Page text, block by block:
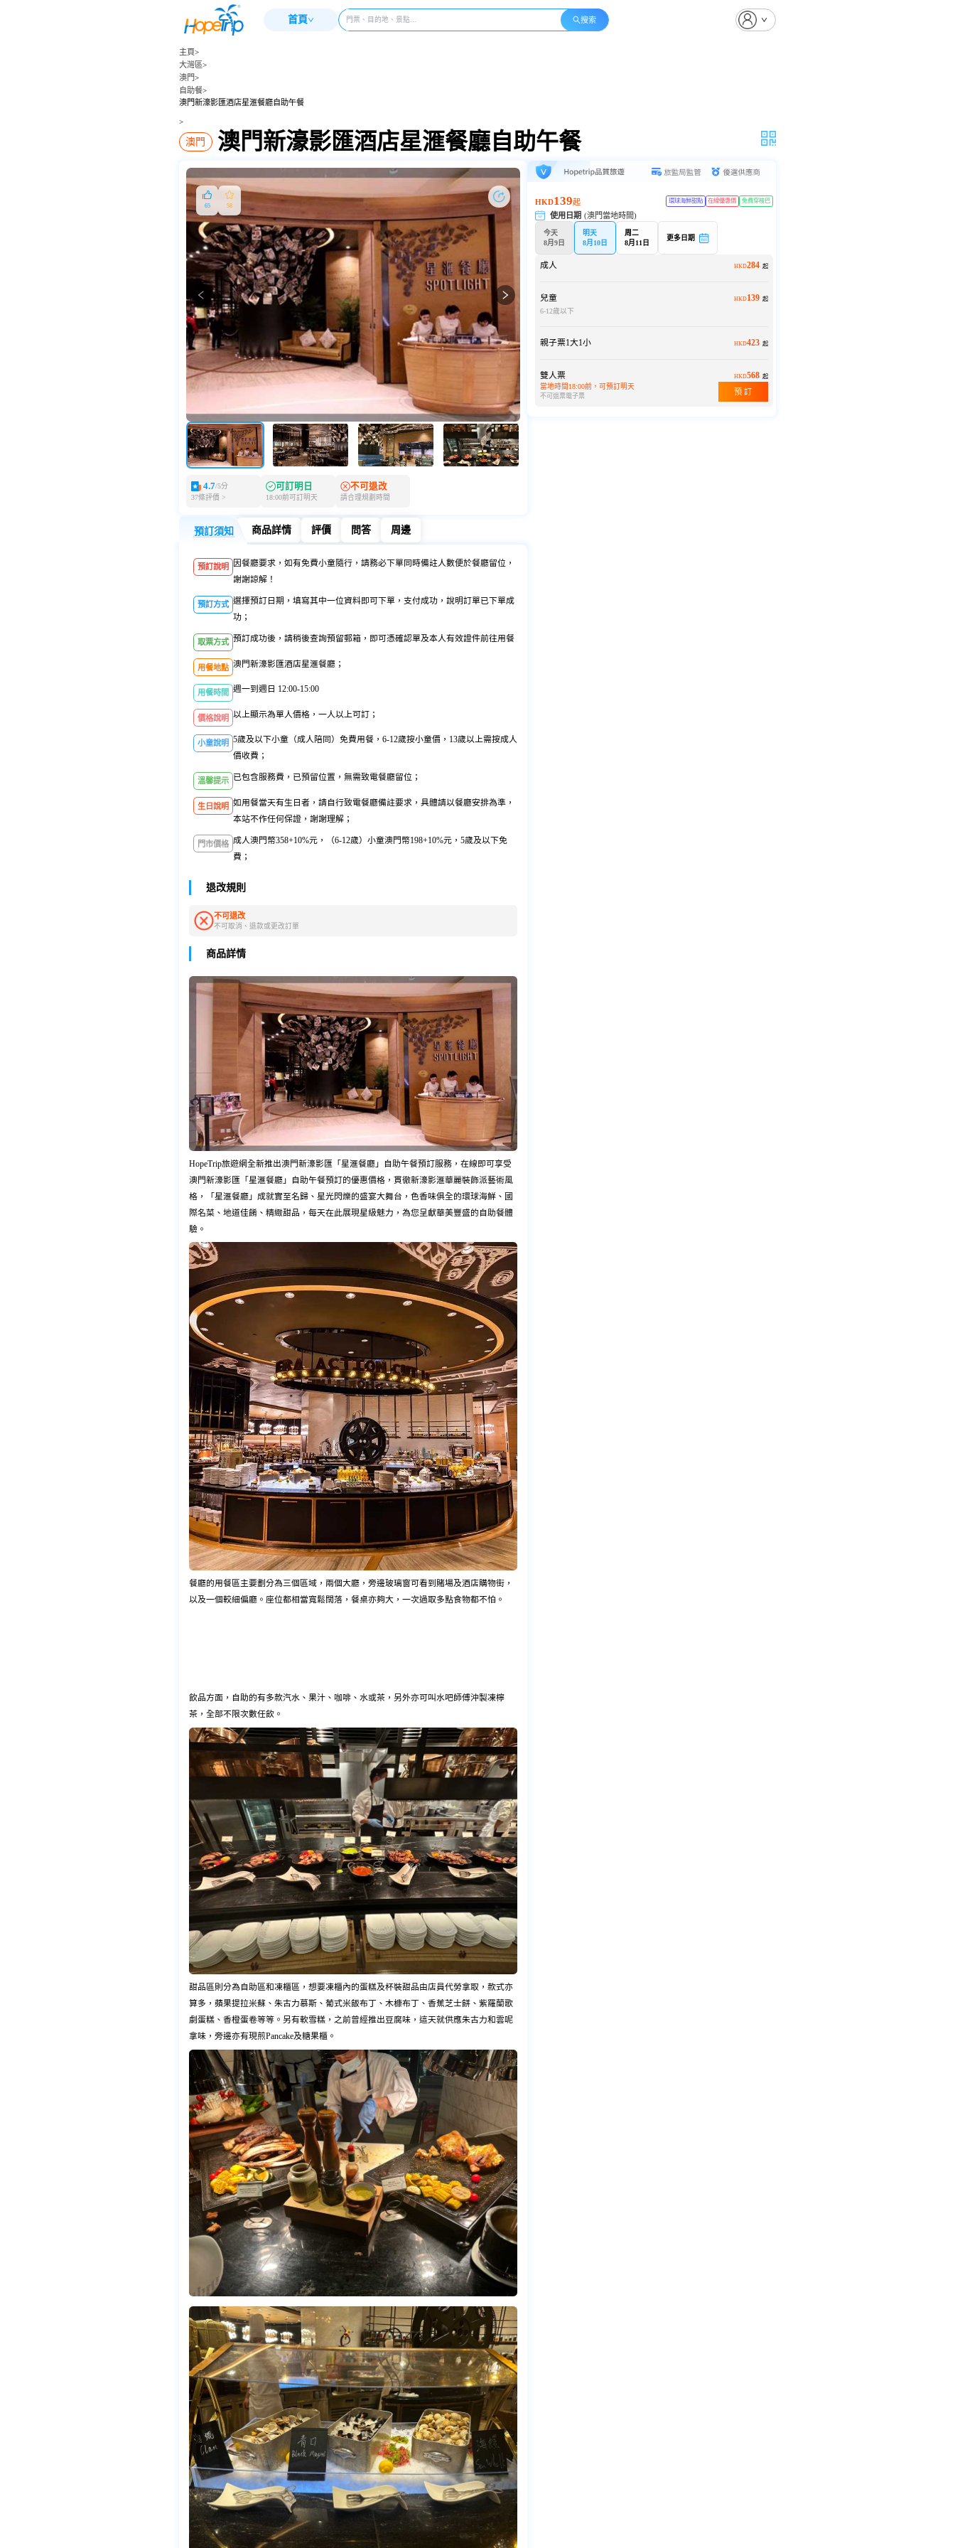
首頁 搜索
主頁>
大灣區>
澳門>
自助餐>
澳門新濠影匯酒店星滙餐廳自助午餐
>
澳門 澳門新濠影匯酒店星滙餐廳自助午餐
65 58
4.7/5分
37條評價 >
可訂明日
18:00前可訂明天
不可退改
請合理規劃時間
預訂須知 商品詳情 評價 問答
周邊
商品詳情 評價 問答
預訂說明 因餐廳要求，如有免費小童隨行，請務必下單同時備註人數便於餐廳留位，
謝謝諒解！
預訂方式 選擇預訂日期，填寫其中一位資料即可下單，支付成功，說明訂單已下單成
功；
取票方式 預訂成功後，請稍後查詢預留郵箱，即可憑確認單及本人有效證件前往用餐
用餐地點 澳門新濠影匯酒店星滙餐廳；
用餐時間 週一到週日 12:00-15:00
價格說明 以上顯示為單人價格，一人以上可訂；
小童說明 5歲及以下小童（成人陪同）免費用餐，6-12歲按小童價，13歲以上需按成人
價收費；
溫馨提示 已包含服務費，已預留位置，無需致電餐廳留位；
生日說明 如用餐當天有生日者，請自行致電餐廳備註要求，具體請以餐廳安排為準，
本站不作任何保證，謝謝理解；
門市價格 成人澳門幣358+10%元，（6-12歲）小童澳門幣198+10%元，5歲及以下免
費；
退改規則
不可退改
不可取消、退款或更改訂單
商品詳情
HopeTrip旅遊網全新推出澳門新濠影匯「星滙餐廳」自助午餐預訂服務，在線即可享受
澳門新濠影匯「星滙餐廳」自助午餐預訂的優惠價格，貫徹新濠影滙華麗裝飾派藝術風
格，「星滙餐廳」成就實至名歸、星光閃爍的盛宴大舞台，色香味俱全的環球海鮮、國
際名菜、地道佳餚、精緻甜品，每天在此展現星級魅力，為您呈獻華美豐盛的自助餐體
驗。
餐廳的用餐區主要劃分為三個區域，兩個大廳，旁邊玻璃窗可看到賭場及酒店購物街，
以及一個較細偏廳。座位都相當寬鬆闊落，餐桌亦夠大，一次過取多點食物都不怕。
飲品方面，自助的有多款汽水、果汁、咖啡、水或茶，另外亦可叫水吧師傅沖製凍檸
茶，全部不限次數任飲。
甜品區則分為自助區和凍櫃區，想要凍櫃內的蛋糕及杯裝甜品由店員代勞拿取，款式亦
算多，蘋果提拉米蘇、朱古力慕斯、葡式米飯布丁、木槺布丁、香蕉芝士餅、紫羅蘭歌
劇蛋糕、香橙蛋卷等等。另有軟雪糕，之前曾經推出豆腐味，這天就供應朱古力和雲呢
拿味，旁邊亦有現煎Pancake及糖果櫃。
HKD139起 環球海鮮甜點 在線優惠價 免費穿梭巴
使用日期 (澳門當地時間)
今天
8月9日
明天
8月10日
周二
8月11日
更多日期
成人 HKD284 起
兒童
6-12歲以下
HKD139 起
親子票1大1小 HKD423 起
雙人票 HKD568 起
當地時間18:00前，可預訂明天
不可退票電子票
預 訂